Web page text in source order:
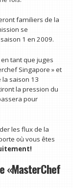
familiers de la
se
1 en 2009.
tant que juges
Singapore » et
la saison 13
la pression du
pour
les flux de la
où vous êtes
«MasterChef